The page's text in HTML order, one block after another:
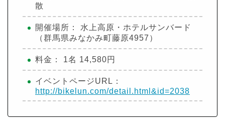
散
開催場所： 水上高原・ホテルサンバード
（群馬県みなかみ町藤原4957）
料金： 1名 14,580円
イベントページURL：
http://bikelun.com/detail.html&id=2038